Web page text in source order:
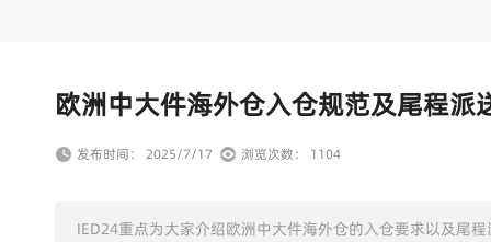
欧洲中大件海外仓入仓规范及尾程派
发布时间： 2025/7/17 浏览次数： 1104
IED24重点为大家介绍欧洲中大件海外仓的入仓要求以及尾